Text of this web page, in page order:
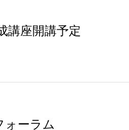
講座開講予定
ォーラム